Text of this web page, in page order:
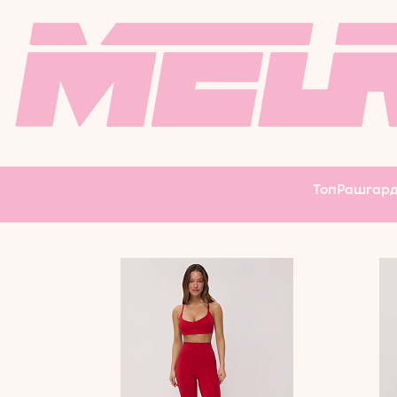
ФЛИСКИ
ВЕЛОСИПЕДКИ
ПЛАТЬЕ
КАРДИГАН
ЮБКА
ТопРашгард